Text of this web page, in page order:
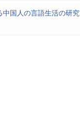
中国人の言語生活の研究